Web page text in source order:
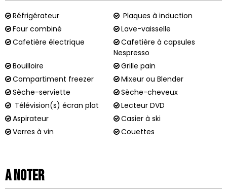
Réfrigérateur
Plaques à induction
Four combiné
Lave-vaisselle
Cafetière électrique
Cafetière à capsules
Nespresso
Bouilloire
Grille pain
Compartiment freezer
Mixeur ou Blender
Sèche-serviette
Sèche-cheveux
Télévision(s) écran plat
Lecteur DVD
Aspirateur
Casier à ski
Verres à vin
Couettes
A noter